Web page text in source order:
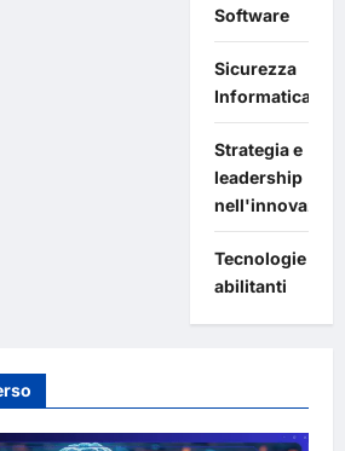
Software
Sicurezza
Informatica
Strategia e
leadership
Tecnologie
abilitanti